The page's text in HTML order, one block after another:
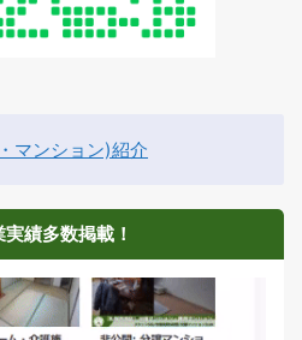
マンション)紹介
績多数掲載！